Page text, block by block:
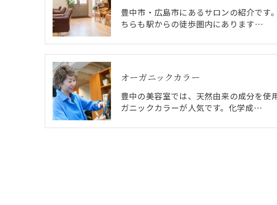
豊中市・広島市にあるサロンの紹介です
ちらも駅からの徒歩圏内にあります…
オーガニックカラー
豊中の美容室では、天然由来の成分を使
ガニックカラーが人気です。化学成…